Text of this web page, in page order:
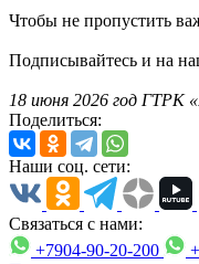
Чтобы не пропустить
Подписывайтесь и на
18 июня 2026 год ГТРК
Поделиться:
Наши соц. сети:
Связаться с нами:
+7904-90-20-200